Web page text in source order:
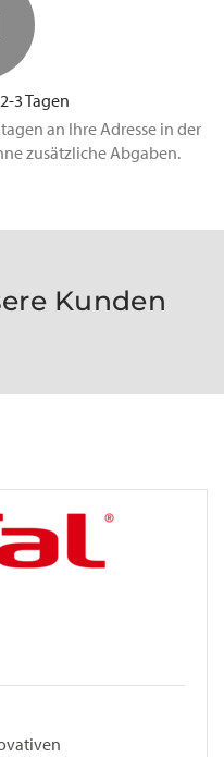
3 Tagen
an Ihre Adresse in der
zusätzliche Abgaben.
Kunden